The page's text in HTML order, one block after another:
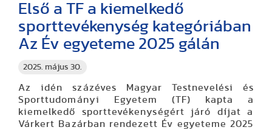
2025. május 30.
Első a TF a kiemelkedő
sporttevékenység kategóriában
Az Év egyeteme 2025 gálán
Az idén százéves Magyar Testnevelési és
Sporttudományi Egyetem (TF) kapta a
kiemelkedő sporttevékenységért járó díjat a
Várkert Bazárban rendezett Év egyeteme 2025